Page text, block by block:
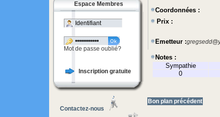
Espace Membres
Mot de passe oublié?
Inscription gratuite
Contactez-nous
Coordonnées :
Prix :
Emetteur :
Notes :
Sympathie
0
Bon plan précédent